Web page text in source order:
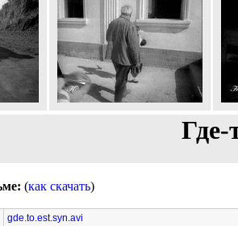
Где-
(как скачать)
gde.to.est.syn.avi